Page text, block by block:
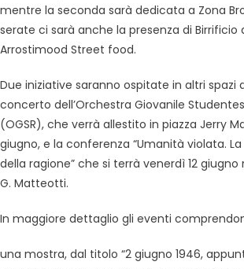
mentre la seconda sarà dedicata a Zona
serate ci sarà anche la presenza di Birrificio
Arrostimood Street food.
Due iniziative saranno ospitate in altri spazi
concerto dell’Orchestra Giovanile
(OGSR), che verrà allestito in piazza Jerry
giugno, e la conferenza “Umanità violata. La
della ragione” che si terrà venerdì 12 giugno
G. Matteotti.
In maggiore dettaglio gli eventi
una mostra, dal titolo “2 giugno 1946,